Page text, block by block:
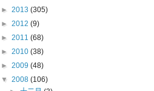
► 2013 (305)
► 2012 (9)
► 2011 (68)
► 2010 (38)
► 2009 (48)
▼ 2008 (106)